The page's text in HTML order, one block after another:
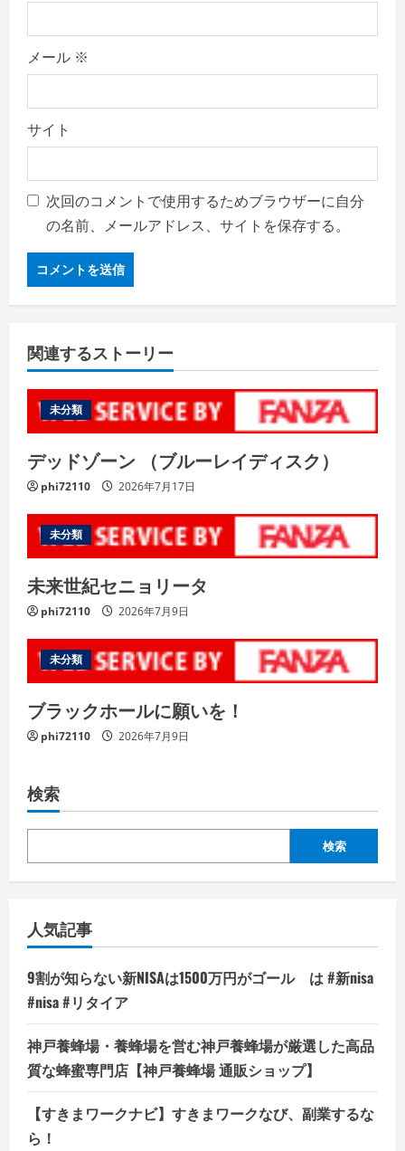
メール ※
サイト
次回のコメントで使用するためブラウザーに自分
の名前、メールアドレス、サイトを保存する。
関連するストーリー
未分類
デッドゾーン （ブルーレイディスク）
phi72110 2026年7月17日
未分類
未来世紀セニョリータ
phi72110 2026年7月9日
未分類
ブラックホールに願いを！
phi72110 2026年7月9日
検索
検索
人気記事
9割が知らない新NISAは1500万円がゴール は #新nisa
#nisa #リタイア
神戸養蜂場・養蜂場を営む神戸養蜂場が厳選した高品
質な蜂蜜専門店【神戸養蜂場 通販ショップ】
【すきまワークナビ】すきまワークなび、副業するな
ら！